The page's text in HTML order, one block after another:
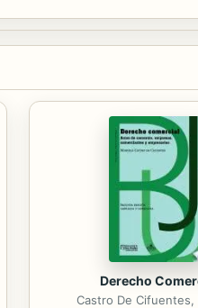
Derecho
Castro De Cifuentes,